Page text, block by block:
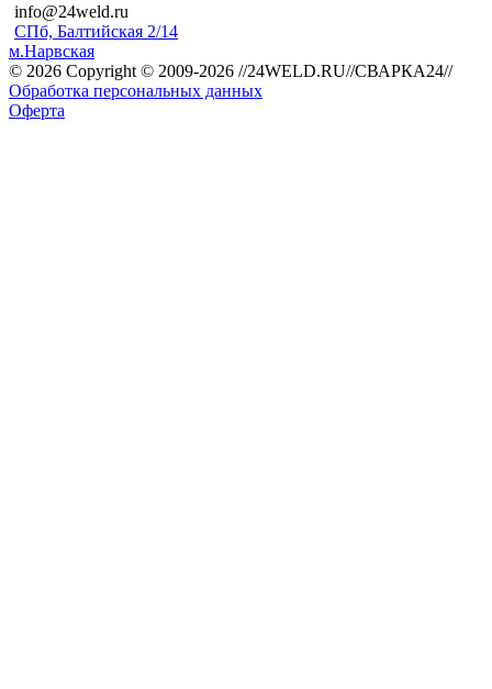
info@24weld.ru
СПб, Балтийская 2/14
м.Нарвская
© 2026 Copyright © 2009-2026 //24WELD.RU//СВАРКА24//
Обработка персональных данных
Оферта